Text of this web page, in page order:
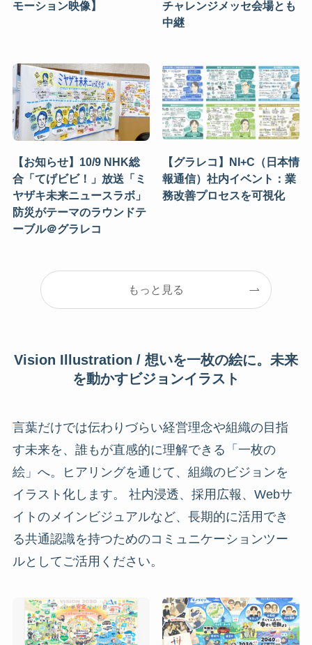
モーション映像】
チャレンジメッセ会場とも
中継
【お知らせ】10/9 NHK総
合「てげビビ！」放送「ミ
ヤザキ未来ニュースラボ」
防災がテーマのラウンドテ
ーブル＠グラレコ
【グラレコ】NI+C（日本情
報通信）社内イベント：業
務改善プロセスを可視化
もっと見る
Vision Illustration / 想いを一枚の絵に。未来
を動かすビジョンイラスト
言葉だけでは伝わりづらい経営理念や組織の目指
す未来を、誰もが直感的に理解できる「一枚の
絵」へ。ヒアリングを通じて、組織のビジョンを
イラスト化します。 社内浸透、採用広報、Webサ
イトのメインビジュアルなど、長期的に活用でき
る共通認識を持つためのコミュニケーションツー
ルとしてご活用ください。